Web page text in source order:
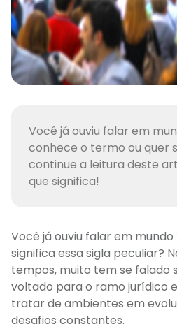
Você já ouviu falar em
conhece o termo ou quer
continue a leitura deste
que significa!
Você já ouviu falar em mundo
significa essa sigla peculiar?
tempos, muito tem se falado
voltado para o ramo jurídico
tratar de ambientes em
desafios constantes.